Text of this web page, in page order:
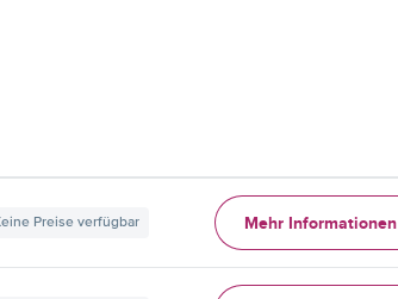
Preise verfügbar Mehr Informationen